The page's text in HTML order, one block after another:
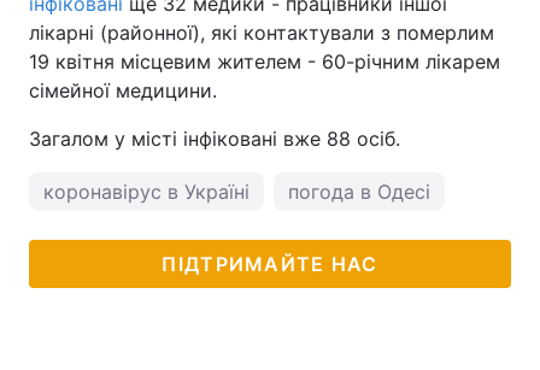
лікарні (районної), які контактували з померлим
19 квітня місцевим жителем - 60-річним лікарем
сімейної медицини.
Загалом у місті інфіковані вже 88 осіб.
коронавірус в Україні погода в Одесі
ПІДТРИМАЙТЕ НАС